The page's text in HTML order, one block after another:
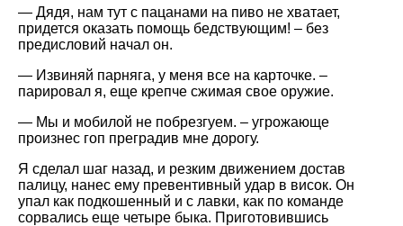
— Дядя, нам тут с пацанами на пиво не хватает,
придется оказать помощь бедствующим! – без
предисловий начал он.
— Извиняй парняга, у меня все на карточке. –
парировал я, еще крепче сжимая свое оружие.
— Мы и мобилой не побрезгуем. – угрожающе
произнес гоп преградив мне дорогу.
Я сделал шаг назад, и резким движением достав
палицу, нанес ему превентивный удар в висок. Он
упал как подкошенный и с лавки, как по команде
сорвались еще четыре быка. Приготовившись